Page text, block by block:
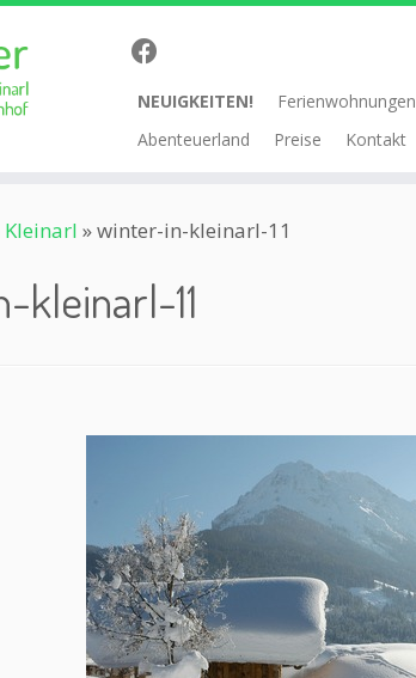
NEUIGKEITEN! Ferienwohnungen
Abenteuerland
Preise Kontakt
»winter-in-kleinarl-11
kleinarl-11